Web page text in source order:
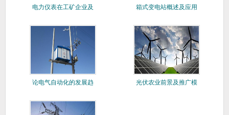
电力仪表在工矿企业及 箱式变电站概述及应用
论电气自动化的发展趋 光伏农业前景及推广模